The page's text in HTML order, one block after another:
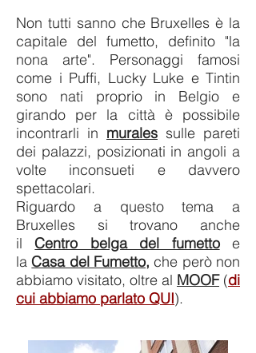
Non tutti sanno che Bruxelles è la
capitale del fumetto, definito "la
nona arte". Personaggi famosi
come i Puffi, Lucky Luke e Tintin
sono nati proprio in Belgio e
girando per la città è possibile
incontrarli in murales sulle pareti
dei palazzi, posizionati in angoli a
volte inconsueti e davvero
spettacolari.
Riguardo a questo tema a
Bruxelles si trovano anche
ilCentro belga del fumettoe
laCasa del Fumetto, che però non
abbiamo visitato, oltre al MOOF(di
cui abbiamo parlato QUI).